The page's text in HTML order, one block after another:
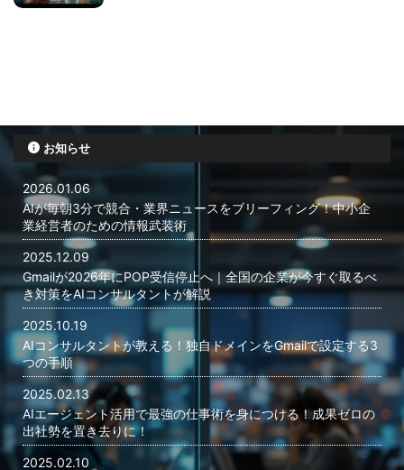
お知らせ
2026.01.06
AIが毎朝3分で競合・業界ニュースをブリーフィング！中小企
業経営者のための情報武装術
2025.12.09
Gmailが2026年にPOP受信停止へ｜全国の企業が今すぐ取るべ
き対策をAIコンサルタントが解説
2025.10.19
AIコンサルタントが教える！独自ドメインをGmailで設定する3
つの手順
2025.02.13
AIエージェント活用で最強の仕事術を身につける！成果ゼロの
出社勢を置き去りに！
2025.02.10